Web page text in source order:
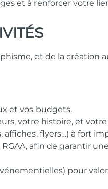
et à renforcer votre
et de la création
et vos budgets.
votre histoire, et
flyers…) à fort
afin de garantir
pour